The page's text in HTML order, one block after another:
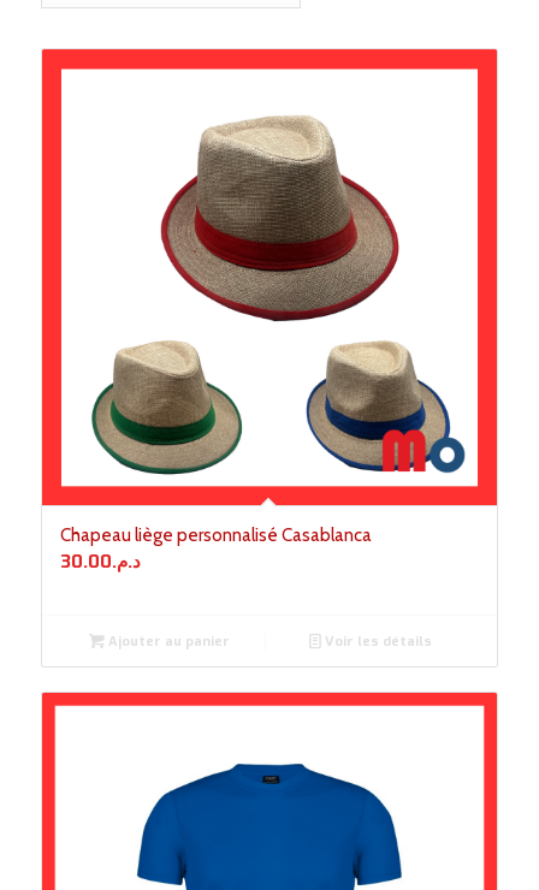
Chapeau liège personnalisé Casablanca
د.م.30.00
Ajouter au panier Voir les détails